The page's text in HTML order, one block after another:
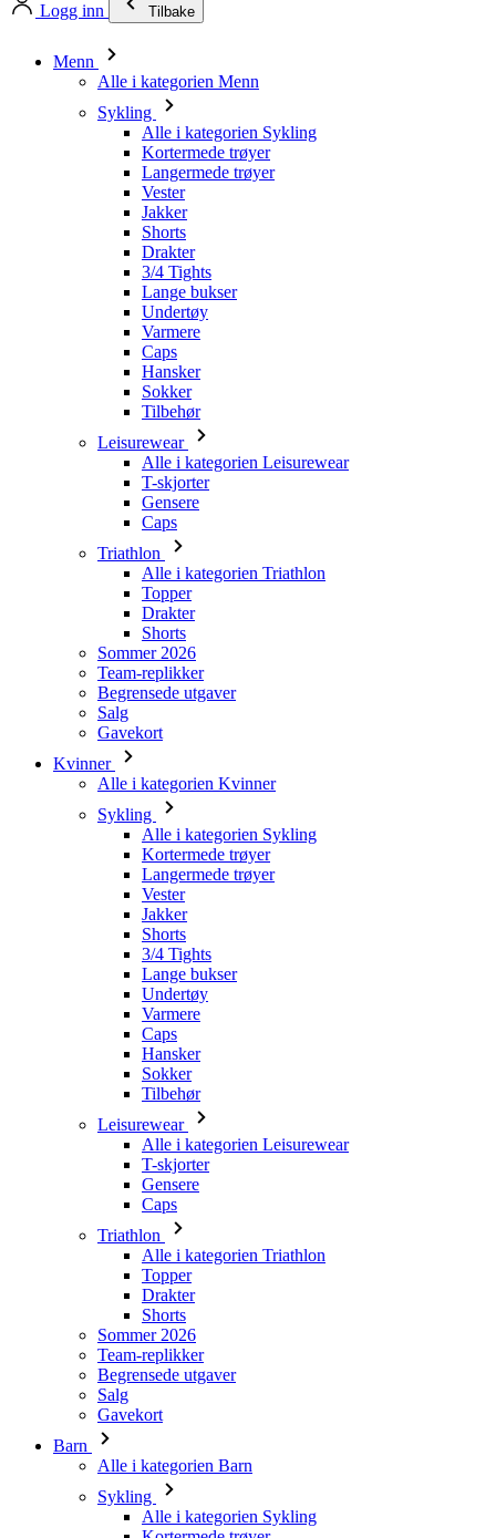
Logg inn Tilbake
Menn
Alle i kategorien Menn
Sykling
Alle i kategorien Sykling
Kortermede trøyer
Langermede trøyer
Vester
Jakker
Shorts
Drakter
3/4 Tights
Lange bukser
Undertøy
Varmere
Caps
Hansker
Sokker
Tilbehør
Leisurewear
Alle i kategorien Leisurewear
T-skjorter
Gensere
Caps
Triathlon
Alle i kategorien Triathlon
Topper
Drakter
Shorts
Sommer 2026
Team-replikker
Begrensede utgaver
Salg
Gavekort
Kvinner
Alle i kategorien Kvinner
Sykling
Alle i kategorien Sykling
Kortermede trøyer
Langermede trøyer
Vester
Jakker
Shorts
3/4 Tights
Lange bukser
Undertøy
Varmere
Caps
Hansker
Sokker
Tilbehør
Leisurewear
Alle i kategorien Leisurewear
T-skjorter
Gensere
Caps
Triathlon
Alle i kategorien Triathlon
Topper
Drakter
Shorts
Sommer 2026
Team-replikker
Begrensede utgaver
Salg
Gavekort
Barn
Alle i kategorien Barn
Sykling
Alle i kategorien Sykling